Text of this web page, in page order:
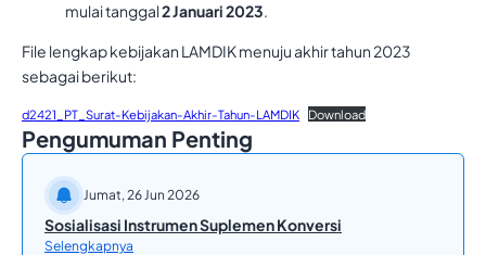
mulai tanggal2 Januari 2023.
File lengkap kebijakan LAMDIK menuju akhir tahun 2023
sebagai berikut:
d2421_PT_Surat-Kebijakan-Akhir-Tahun-LAMDIK Download
Pengumuman Penting
Jumat, 26 Jun 2026
Sosialisasi Instrumen Suplemen Konversi
Selengkapnya